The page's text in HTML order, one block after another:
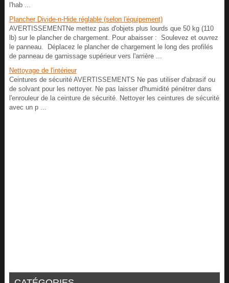
l'hab ...
Plancher Divide-n-Hide réglable (selon l'équipement)
AVERTISSEMENTNe mettez pas d'objets plus lourds que 50 kg (110
lb) sur le plancher de chargement. Pour abaisser : Soulevez et ouvrez
le panneau. Déplacez le plancher de chargement le long des profilés
de panneau de garnissage supérieur vers l'arrière ...
Nettoyage de l'intérieur
Ceintures de sécurité AVERTISSEMENTS Ne pas utiliser d'abrasif ou
de solvant pour les nettoyer. Ne pas laisser d'humidité pénétrer dans
l'enrouleur de la ceinture de sécurité. Nettoyer les ceintures de sécurité
avec un p ...